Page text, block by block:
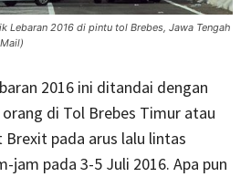
Lebaran 2016 di pintu tol Brebes, Jawa Tengah
2016 ini ditandai dengan
di Tol Brebes Timur atau
pada arus lalu lintas
jam pada 3-5 Juli 2016. Apa pun